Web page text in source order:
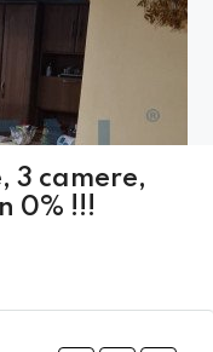
3 camere,
0% !!!